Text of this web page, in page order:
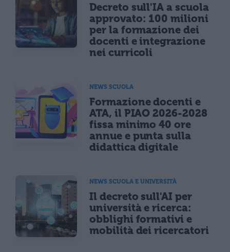
Decreto sull'IA a scuola
approvato: 100 milioni
per la formazione dei
docenti e integrazione
nei curricoli
NEWS SCUOLA
Formazione docenti e
ATA, il PIAO 2026-2028
fissa minimo 40 ore
annue e punta sulla
didattica digitale
NEWS SCUOLA E UNIVERSITÀ
Il decreto sull'AI per
università e ricerca:
obblighi formativi e
mobilità dei ricercatori